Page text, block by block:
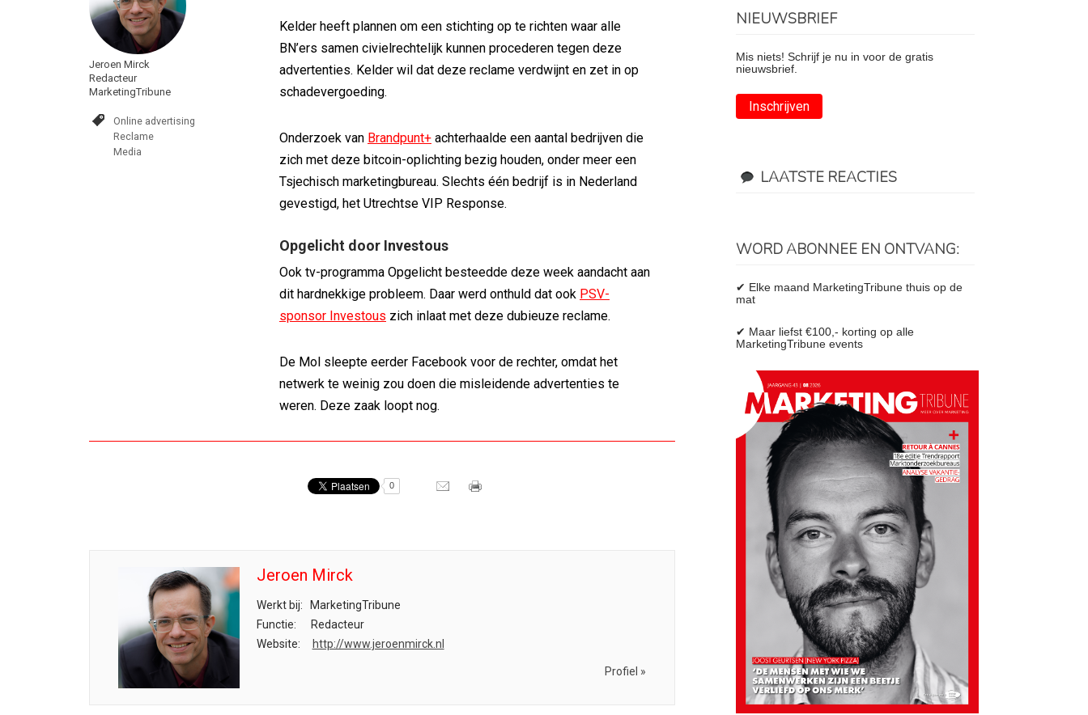
Jeroen Mirck
Redacteur
MarketingTribune
Online advertising
Reclame
Media
Kelder heeft plannen om een stichting op te richten waar alle
BN’ers samen civielrechtelijk kunnen procederen tegen deze
advertenties. Kelder wil dat deze reclame verdwijnt en zet in op
schadevergoeding.
Onderzoek van Brandpunt+ achterhaalde een aantal bedrijven die
zich met deze bitcoin-oplichting bezig houden, onder meer een
Tsjechisch marketingbureau. Slechts één bedrijf is in Nederland
gevestigd, het Utrechtse VIP Response.
Opgelicht door Investous
Ook tv-programma Opgelicht besteedde deze week aandacht aan
dit hardnekkige probleem. Daar werd onthuld dat ook PSV-
sponsor Investous zich inlaat met deze dubieuze reclame.
De Mol sleepte eerder Facebook voor de rechter, omdat het
netwerk te weinig zou doen die misleidende advertenties te
weren. Deze zaak loopt nog.
0
Jeroen Mirck
Werkt bij:
MarketingTribune
Functie:
Redacteur
Website:
http://www.jeroenmirck.nl
Profiel »
NIEUWSBRIEF
Mis niets! Schrijf je nu in voor de gratis
nieuwsbrief.
Inschrijven
LAATSTE REACTIES
WORD ABONNEE EN ONTVANG:
✔ Elke maand MarketingTribune thuis op de
mat
✔ Maar liefst €100,- korting op alle
MarketingTribune events